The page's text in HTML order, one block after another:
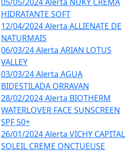
HIDRATANTE SOFT
12/04/2024 Alerta ALLIENATE DE
NATURMAIS
06/03/24 Alerta ARIAN LOTUS
VALLEY
03/03/24 Alerta AGUA
BIDESTILADA ORRAVAN
28/02/2024 Alerta BIOTHERM
WATERLOVER FACE SUNSCREEN
SPF 50+
26/01/2024 Alerta VICHY CAPITAL
SOLEIL CREME ONCTUEUSE